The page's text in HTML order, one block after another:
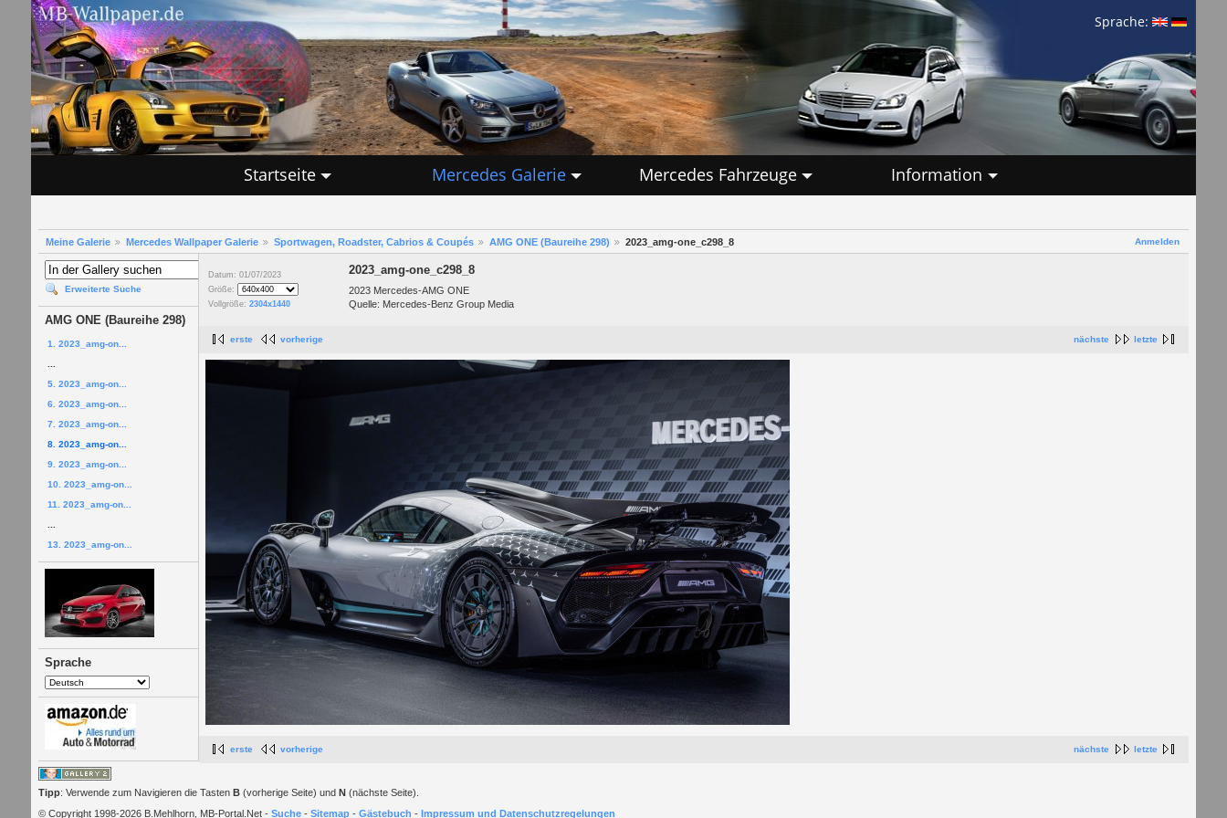
Sprache:
Startseite Mercedes Galerie Mercedes Fahrzeuge Information
Anmelden
Meine Galerie Mercedes Wallpaper Galerie Sportwagen, Roadster, Cabrios & Coupés AMG ONE (Baureihe 298) 2023_amg-one_c298_8
Erweiterte Suche
AMG ONE (Baureihe 298)
1. 2023_amg-on...
5. 2023_amg-on...
6. 2023_amg-on...
7. 2023_amg-on...
8. 2023_amg-on...
9. 2023_amg-on...
10. 2023_amg-on...
11. 2023_amg-on...
13. 2023_amg-on...
Sprache
Datum: 01/07/2023
Größe:
Vollgröße: 2304x1440
2023_amg-one_c298_8
2023 Mercedes-AMG ONE
Quelle: Mercedes-Benz Group Media
nächste letzte
erste vorherige
nächste letzte
erste vorherige
Tipp: Verwende zum Navigieren die Tasten B(vorherige Seite) und N(nächste Seite).
© Copyright 1998-2026 B.Mehlhorn, MB-Portal.Net - Suche- Sitemap- Gästebuch - Impressum und Datenschutzregelungen